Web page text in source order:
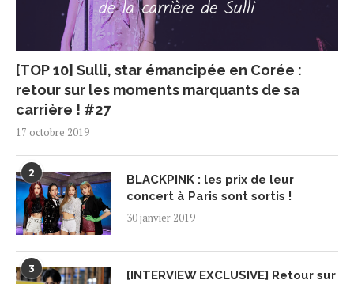
[TOP 10] Sulli, star émancipée en Corée :
retour sur les moments marquants de sa
carrière ! #27
17 octobre 2019
2
BLACKPINK : les prix de leur
concert à Paris sont sortis !
30 janvier 2019
3
[INTERVIEW EXCLUSIVE] Retour sur